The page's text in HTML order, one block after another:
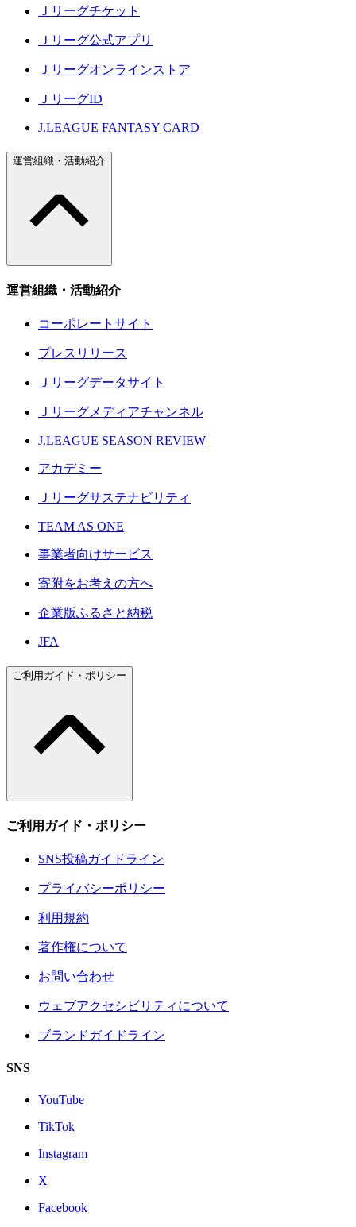
Ｊリーグチケット
Ｊリーグ公式アプリ
Ｊリーグオンラインストア
ＪリーグID
J.LEAGUE FANTASY CARD
運営組織・活動紹介
運営組織・活動紹介
コーポレートサイト
プレスリリース
Ｊリーグデータサイト
Ｊリーグメディアチャンネル
J.LEAGUE SEASON REVIEW
アカデミー
Ｊリーグサステナビリティ
TEAM AS ONE
事業者向けサービス
寄附をお考えの方へ
企業版ふるさと納税
JFA
ご利用ガイド・ポリシー
ご利用ガイド・ポリシー
SNS投稿ガイドライン
プライバシーポリシー
利用規約
著作権について
お問い合わせ
ウェブアクセシビリティについて
ブランドガイドライン
SNS
YouTube
TikTok
Instagram
X
Facebook